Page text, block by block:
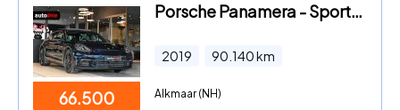
66.500
Porsche Panamera - Sport Turismo 2.9 4 E-Hybrid, Sport Chrono, Rear Entertainme
2019 90.140km
Alkmaar (NH)